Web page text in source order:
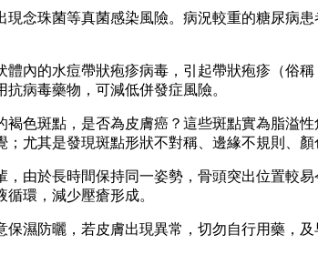
念珠菌等真菌感染風險。病況較重的糖尿病
內的水痘帶狀疱疹病毒，引起帶狀疱疹（俗
病毒藥物，可減低併發症風險。
色斑點，是否為皮膚癌？這些斑點實為脂溢
尤其是發現斑點形狀不對稱、邊緣不規則、顏
，由於長時間保持同一姿勢，骨頭突出位置較
環，減少壓瘡形成。
濕防曬，若皮膚出現異常，切勿自行用藥，及